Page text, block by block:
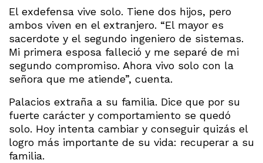
El exdefensa vive solo. Tiene dos hijos, pero
ambos viven en el extranjero. “El mayor es
sacerdote y el segundo ingeniero de sistemas.
Mi primera esposa falleció y me separé de mi
segundo compromiso. Ahora vivo solo con la
señora que me atiende”, cuenta.
Palacios extraña a su familia. Dice que por su
fuerte carácter y comportamiento se quedó
solo. Hoy intenta cambiar y conseguir quizás el
logro más importante de su vida: recuperar a su
familia.